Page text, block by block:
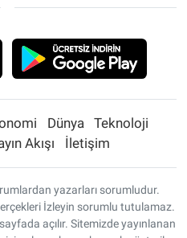
Dünya
Teknoloji
Akışı İletişim
yazarları sorumludur.
İzleyin sorumlu tutulamaz.
açılır. Sitemizde yayınlanan